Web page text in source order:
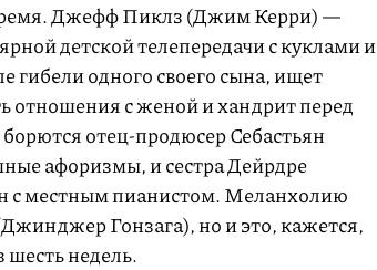
Джефф Пиклз (Джим Керри) —
детской телепередачи с куклами и
гибели одного своего сына, ищет
отношения с женой и хандрит перед
отец-продюсер Себастьян
афоризмы, и сестра Дейрдре
с местным пианистом. Меланхолию
Гонзага), но и это, кажется,
шесть недель.